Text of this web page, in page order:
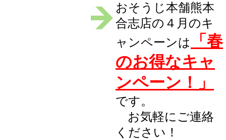
おそうじ本舗熊本
合志店の４月のキ
ャンペーンは
「春
のお得なキャ
ンペーン！」
です。
お気軽にご連絡
ください！